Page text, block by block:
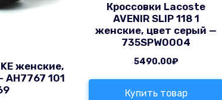
женские,
AH7767 101
Кроссовки Lacoste
AVENIR SLIP 118 1
женские, цвет серый —
735SPW0004
5490.00₽
Купить товар